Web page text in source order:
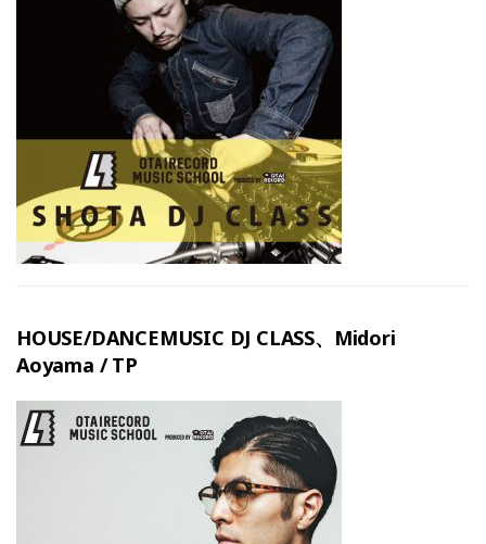
HOUSE/DANCEMUSIC DJ CLASS、Midori
Aoyama / TP